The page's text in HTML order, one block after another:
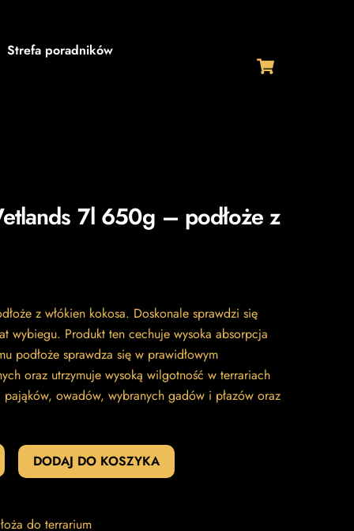
Strefa poradników
7l 650g – podłoże z
z włókien kokosa. Doskonale sprawdzi się
wybiegu. Produkt ten cechuje wysoka absorpcja
podłoże sprawdza się w prawidłowym
oraz utrzymuje wysoką wilgotność w terrariach
owadów, wybranych gadów i płazów oraz
DODAJ DO KOSZYKA
do terrarium